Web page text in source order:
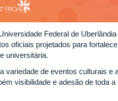
Federal de
oficiais projetados para
universitária.
variedade de eventos culturais e
visibilidade e adesão de toda